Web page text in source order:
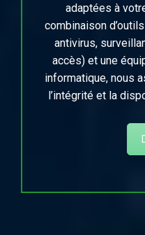
adaptées à
combinaison
antivirus,
accès) et une
informatique, nous
l’intégrité et la